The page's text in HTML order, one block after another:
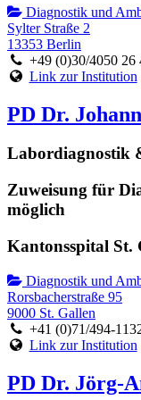
Diagnostik und
Sylter Straße 2
13353 Berlin
+49 (0)30/4050 26
Link zur Institution
PD Dr.
Labordiagnostik
Zuweisung für
möglich
Kantonsspital St.
Diagnostik und
Rorsbacherstraße 95
9000 St. Gallen
+41 (0)71/494-
Link zur Institution
PD Dr. Jörg-